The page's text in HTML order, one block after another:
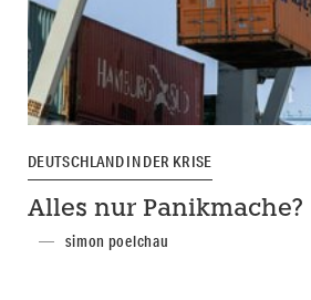
DEUTSCHLAND IN DER KRISE
Alles nur Panikmache?
simon poelchau